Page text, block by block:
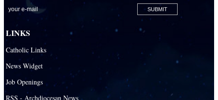
LINKS
Catholic Links
News Widget
Job Openings
RSS - Archdiocesan News